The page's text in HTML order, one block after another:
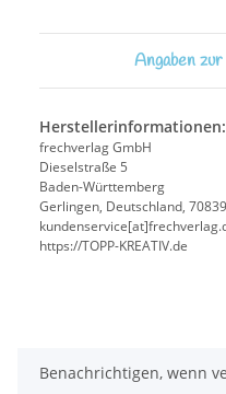
Angaben
Herstellerinformationen:
frechverlag GmbH
Dieselstraße 5
Baden-Württemberg
Gerlingen, Deutschland, 70839
https://TOPP-KREATIV.de
Benachrichtigen, wenn